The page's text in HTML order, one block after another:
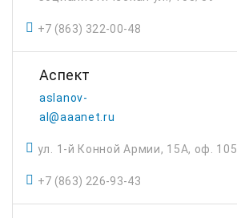
+7 (863) 322-00-48
Аспект
aslanov-
al@aaanet.ru
ул. 1-й Конной Армии, 15А, оф. 105
+7 (863) 226-93-43